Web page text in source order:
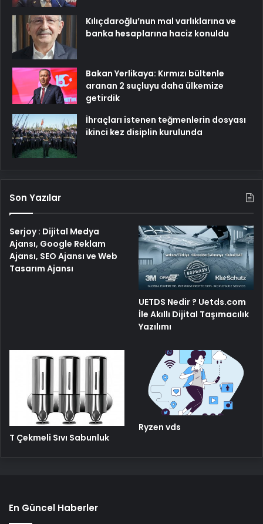
Kılıçdaroğlu’nun mal varlıklarına ve
banka hesaplarına haciz konuldu
Bakan Yerlikaya: Kırmızı bültenle
aranan 2 suçluyu daha ülkemize
getirdik
İhraçları istenen teğmenlerin dosyası
ikinci kez disiplin kurulunda
Son Yazılar
Serjoy : Dijital Medya
Ajansı, Google Reklam
Ajansı, SEO Ajansı ve Web
Tasarım Ajansı
UETDS Nedir ? Uetds.com
İle Akıllı Dijital Taşımacılık
Yazılımı
T Çekmeli Sıvı Sabunluk
Ryzen vds
En Güncel Haberler